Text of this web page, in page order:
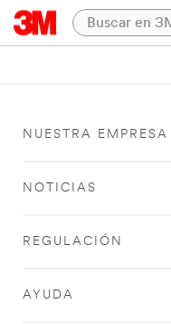
NUESTRA EMPRESA
NOTICIAS
REGULACIÓN
AYUDA